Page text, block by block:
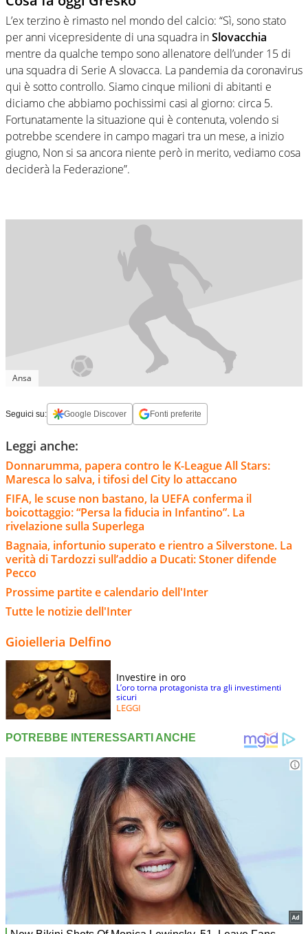
L’ex terzino è rimasto nel mondo del calcio: “Sì, sono stato
per anni vicepresidente di una squadra inSlovacchia
mentre da qualche tempo sono allenatore dell’under 15 di
una squadra di Serie A slovacca. La pandemia da coronavirus
qui è sotto controllo. Siamo cinque milioni di abitanti e
diciamo che abbiamo pochissimi casi al giorno: circa 5.
Fortunatamente la situazione qui è contenuta, volendo si
potrebbe scendere in campo magari tra un mese, a inizio
giugno, Non si sa ancora niente però in merito, vediamo cosa
deciderà la Federazione”.
Ansa
Seguici su: Google Discover Fonti preferite
Leggi anche:
Donnarumma, papera contro le K-League All Stars:
Maresca lo salva, i tifosi del City lo attaccano
FIFA, le scuse non bastano, la UEFA conferma il
boicottaggio: “Persa la fiducia in Infantino”. La
rivelazione sulla Superlega
Bagnaia, infortunio superato e rientro a Silverstone. La
verità di Tardozzi sull’addio a Ducati: Stoner difende
Pecco
Prossime partite e calendario dell'Inter
Tutte le notizie dell'Inter
Gioielleria Delfino
Investire in oro
L’oro torna protagonista tra gli investimenti
sicuri
LEGGI